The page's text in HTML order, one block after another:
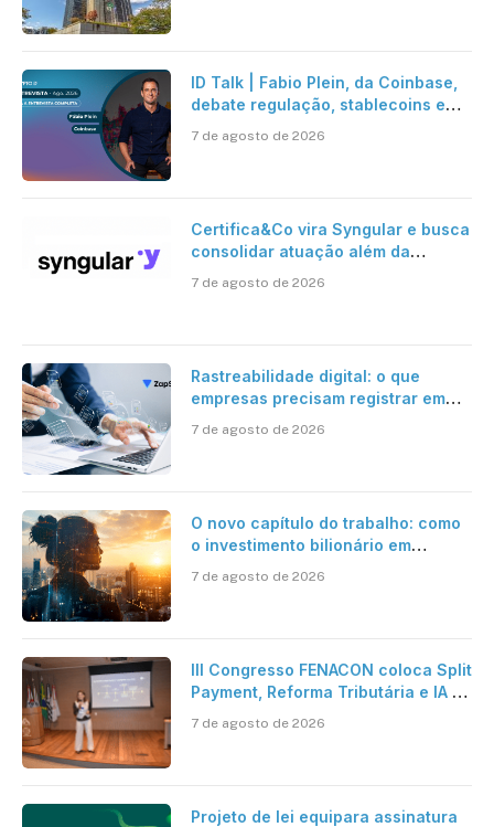
ID Talk | Fabio Plein, da Coinbase,
debate regulação, stablecoins e
7 de agosto de 2026
Certifica&Co vira Syngular e busca
consolidar atuação além da
7 de agosto de 2026
Rastreabilidade digital: o que
empresas precisam registrar em
7 de agosto de 2026
O novo capítulo do trabalho: como
o investimento bilionário em
verdadeira era da inteligência
7 de agosto de 2026
III Congresso FENACON coloca Split
Payment, Reforma Tributária e IA no
7 de agosto de 2026
Projeto de lei equipara assinatura